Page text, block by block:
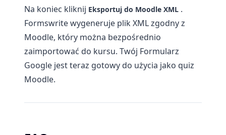
Na koniec kliknij Eksportuj do Moodle XML .
Formswrite wygeneruje plik XML zgodny z
Moodle, który można bezpośrednio
zaimportować do kursu. Twój Formularz
Google jest teraz gotowy do użycia jako quiz
Moodle.